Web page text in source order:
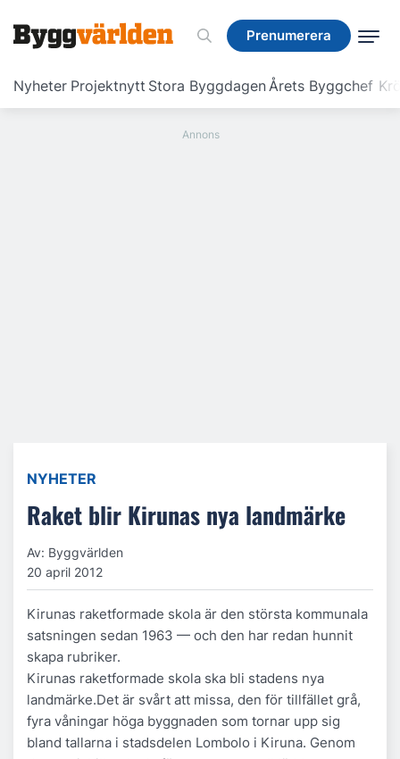
Prenumerera
Nyheter Projektnytt Stora ByggdagenÅrets Byggchef
Prenumerera
NYHETER
Raket blir Kirunas nya landmärke
Av: Byggvärlden
20 april 2012
Kirunas raketformade skola är den största kommunala
satsningen sedan 1963 — och den har redan hunnit
skapa rubriker.
Kirunas raketformade skola ska bli stadens nya
landmärke.Det är svårt att missa, den för tillfället grå,
fyra våningar höga byggnaden som tornar upp sig
bland tallarna i stadsdelen Lombolo i Kiruna. Genom